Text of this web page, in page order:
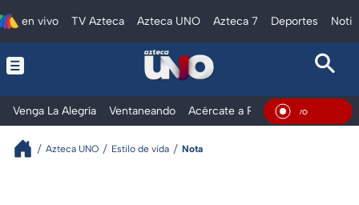
en vivo TV Azteca Azteca UNO Azteca 7 Deportes
Venga La Alegría Ventaneando Acércate a Rocío Al ExtremoEn
Azteca UNO Estilo de vida Nota